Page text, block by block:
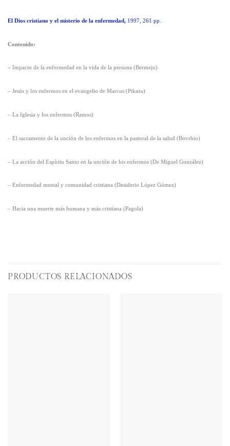
El Dios cristiano y el misterio de la enfermedad, 1997, 261 pp.
Contenido:
– Impacto de la enfermedad en la vida de la persona (Bermejo)
– Jesús y los enfermos en el evangelio de Marcos (Pikaza)
– La Iglesia y los enfermos (Ramos)
– El sacramento de la unción de los enfermos en la pastoral de la salud (Borobio)
– La acción del Espíritu Santo en la unción de los enfermos (De Miguel González)
– Enfermedad mental y comunidad cristiana (Desiderio López Gómez)
– Hacia una muerte más humana y más cristiana (Pagola)
PRODUCTOS RELACIONADOS